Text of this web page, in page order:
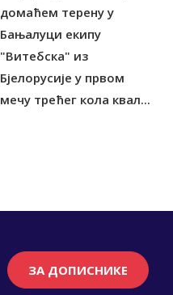
домаћем терену у
Бањалуци екипу
"Витебска" из
Бјелорусије у првом
мечу трећег кола квал...
ЗА ДОПИСНИКЕ